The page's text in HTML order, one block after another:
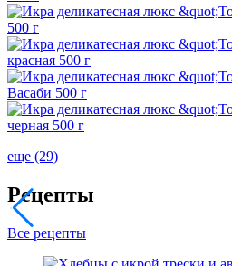
еще (29)
Рецепты
Все рецепты